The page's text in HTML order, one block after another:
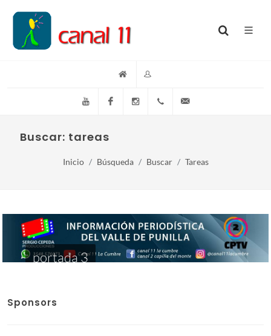
YouTube FacebookInstagram(+54)(9)3548-576073
Buscar: tareas
Inicio Búsqueda Buscar Tareas
portada 3
Sponsors